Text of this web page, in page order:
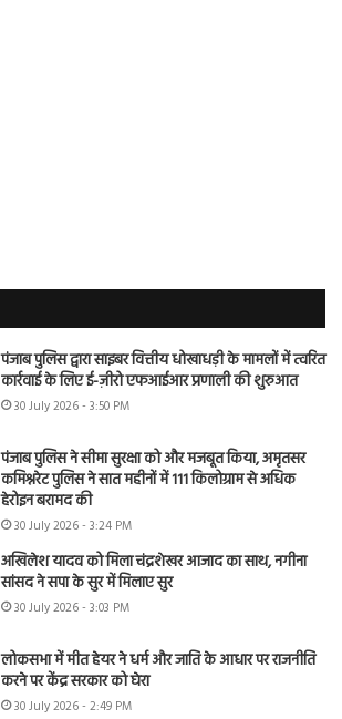
पंजाब पुलिस द्वारा साइबर वित्तीय धोखाधड़ी के मामलों में त्वरित
कार्रवाई के लिए ई-ज़ीरो एफआईआर प्रणाली की शुरुआत
30 July 2026 - 3:50 PM
पंजाब पुलिस ने सीमा सुरक्षा को और मजबूत किया, अमृतसर
कमिश्नरेट पुलिस ने सात महीनों में 111 किलोग्राम से अधिक
हेरोइन बरामद की
30 July 2026 - 3:24 PM
अखिलेश यादव को मिला चंद्रशेखर आजाद का साथ, नगीना
सांसद ने सपा के सुर में मिलाए सुर
30 July 2026 - 3:03 PM
लोकसभा में मीत हेयर ने धर्म और जाति के आधार पर राजनीति
करने पर केंद्र सरकार को घेरा
30 July 2026 - 2:49 PM